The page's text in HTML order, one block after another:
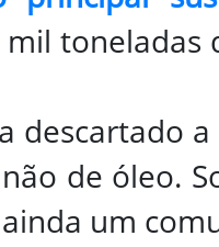
descartado
de óleo.
um